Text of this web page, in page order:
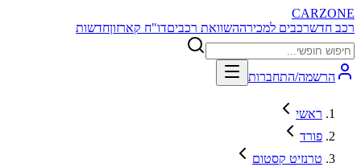
CARZONE
רכב חדשרכבים למכירההשוואת רכביםדו"ח קארזוןחדשות
הרשמה/התחברות
ראשי
פורד
טרנזיט קסטום